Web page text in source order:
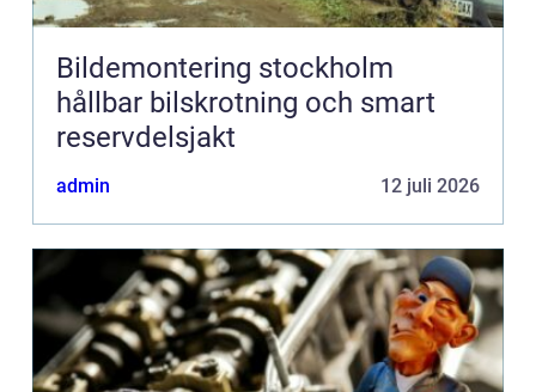
Bildemontering stockholm
hållbar bilskrotning och smart
reservdelsjakt
admin 12 juli 2026